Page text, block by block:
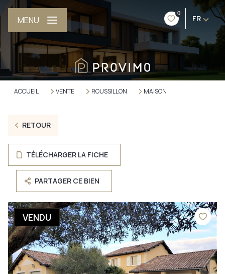
0
FR
MENU
ACCUEIL VENTE ROUSSILLON MAISON
RETOUR
TÉLÉCHARGER LA FICHE
PARTAGER CE BIEN
VENDU